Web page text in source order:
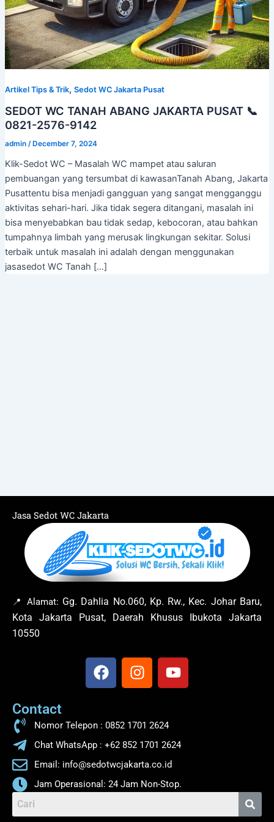
Artikel Tips & Trik, Sedot WC Jakarta Pusat
SEDOT WC TANAH ABANG JAKARTA PUSAT 📞
0821-2576-9142
admin / December 7, 2024
Klik-Sedot WC – Masalah WC mampet atau saluran
pembuangan yang tersumbat di kawasanTanah Abang, Jakarta
Pusattentu bisa menjadi gangguan yang sangat mengganggu
aktivitas sehari-hari. Jika tidak segera ditangani, masalah ini
bisa menyebabkan bau tidak sedap, kebocoran, atau bahkan
tumpahnya limbah yang merusak lingkungan sekitar. Solusi
terbaik untuk masalah ini adalah dengan menggunakan
jasasedot WC Tanah […]
Jasa Sedot WC Jakarta
📍 Alamat: Gg. Dahlia No.060, Kp. Rw., Kec. Johar Baru,
Kota Jakarta Pusat, Daerah Khusus Ibukota Jakarta
10550
F
a
b
o
o
k
I
n
a
g
a
m
Y
o
b
Contact
Nomor Telepon : 0852 1701 2624
Chat WhatsApp : +62 852 1701 2624
Email: info@sedotwcjakarta.co.id
Jam Operasional: 24 Jam Non-Stop.